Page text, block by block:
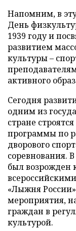
Напомним, в
День
1939 году и
развитием
культуры –
активного
Сегодня
одним из
стране
программы по
дворового
соревнования.
был возрожден
«Лыжня
мероприятия,
граждан в
культурой.